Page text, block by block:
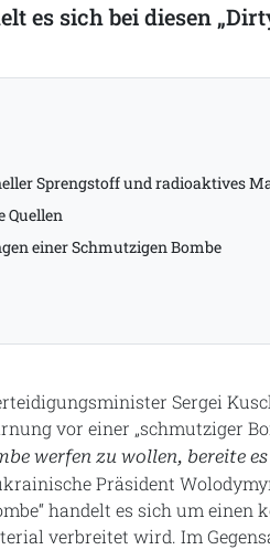
es sich bei diesen
Sprengstoff und radioaktives
Quellen
einer Schmutzigen Bombe
Sergei
vor einer „schmutziger
werfen zu wollen, bereite
Präsident
handelt es sich um
verbreitet wird. Im